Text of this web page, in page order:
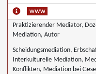
Praktizierender Mediator,
Mediation, Autor
Scheidungsmediation,
Interkulturelle Mediation,
Konflikten, Mediation bei